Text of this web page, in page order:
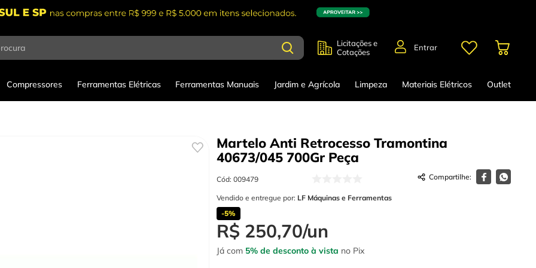
Licitações e
Cotações
Entrar
Compressores Ferramentas Elétricas Ferramentas Manuais Jardim e Agrícola Limpeza Materiais Elétricos Outlet
Martelo Anti Retrocesso Tramontina
40673/045 700Gr Peça
Cód: 009479
Vendido e entregue por: LF Máquinas e Ferramentas
-5%
R$ 250,70/un
Já com 5% de desconto à vista no Pix